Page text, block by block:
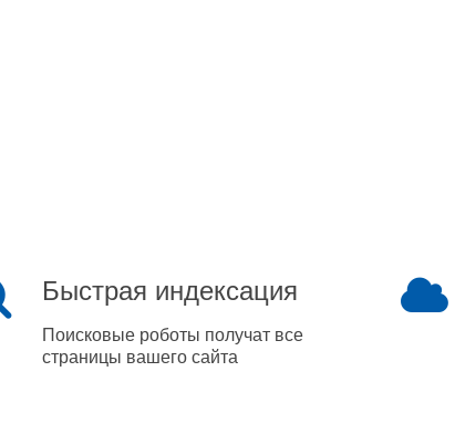
Быстрая индексация
Поисковые роботы получат все
страницы вашего сайта